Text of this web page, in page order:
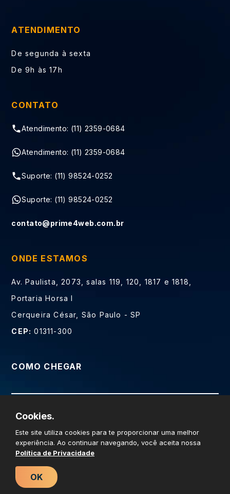
ATENDIMENTO
De segunda à sexta
De 9h às 17h
CONTATO
Atendimento: (11) 2359-0684
Atendimento: (11) 2359-0684
Suporte: (11) 98524-0252
Suporte: (11) 98524-0252
contato@prime4web.com.br
ONDE ESTAMOS
Av. Paulista, 2073, salas 119, 120, 1817 e 1818,
Portaria Horsa I
Cerqueira César, São Paulo - SP
CEP: 01311-300
COMO CHEGAR
Prime Web Soluções Digitais LTDA - CNPJ
14.694.838/0001-37 © Todos os direitos reservados
Cookies.
Este site utiliza cookies para te proporcionar uma melhor
experiência. Ao continuar navegando, você aceita nossa
Política de Privacidade
OK